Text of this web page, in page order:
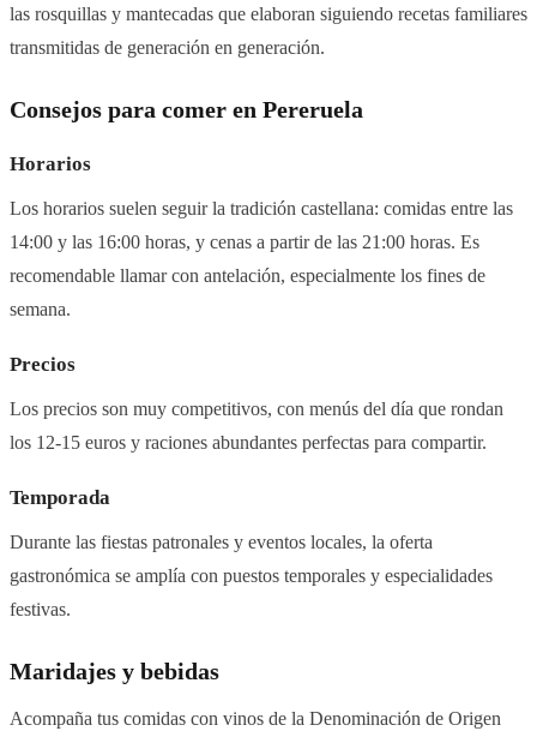
las rosquillas y mantecadas que elaboran siguiendo recetas familiares
transmitidas de generación en generación.
Consejos para comer en Pereruela
Horarios
Los horarios suelen seguir la tradición castellana: comidas entre las
14:00 y las 16:00 horas, y cenas a partir de las 21:00 horas. Es
recomendable llamar con antelación, especialmente los fines de
semana.
Precios
Los precios son muy competitivos, con menús del día que rondan
los 12-15 euros y raciones abundantes perfectas para compartir.
Temporada
Durante las fiestas patronales y eventos locales, la oferta
gastronómica se amplía con puestos temporales y especialidades
festivas.
Maridajes y bebidas
Acompaña tus comidas con vinos de la Denominación de Origen